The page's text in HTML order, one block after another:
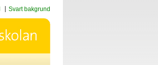
Svart bakgrund